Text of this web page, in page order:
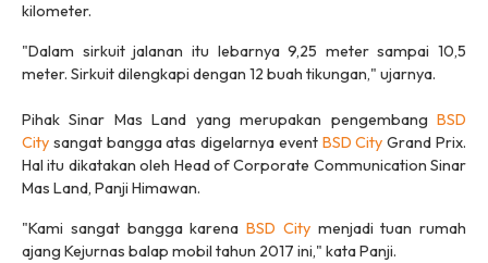
kilometer.
"Dalam sirkuit jalanan itu lebarnya 9,25 meter sampai 10,5
meter. Sirkuit dilengkapi dengan 12 buah tikungan," ujarnya.‎
‎‎‎Pihak Sinar Mas Land yang merupakan pengembang BSD
City sangat bangga atas digelarnya event BSD City Grand Prix.
Hal itu dikatakan oleh Head of Corporate Communication Sinar
Mas Land, Panji Himawan.
"Kami sangat bangga karena BSD Citymenjadi tuan rumah
ajang Kejurnas balap mobil tahun 2017 ini," kata Panji.